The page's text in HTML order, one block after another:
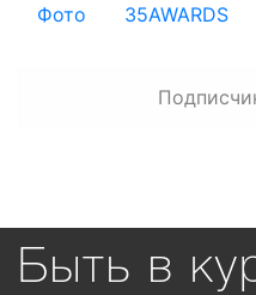
Фото 35AWARDS
Быть в